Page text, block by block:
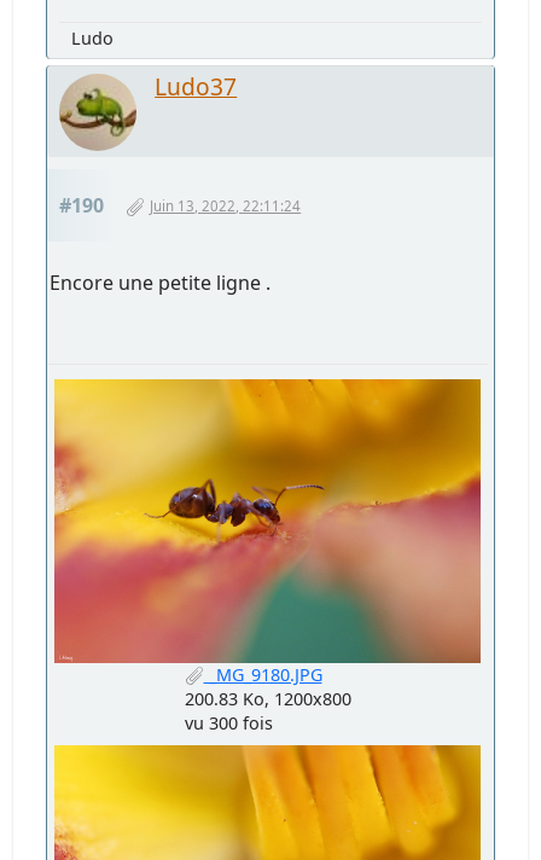
Ludo
Ludo37
#190 Juin 13, 2022, 22:11:24
Encore une petite ligne .
_MG_9180.JPG
200.83 Ko, 1200x800
vu 300 fois